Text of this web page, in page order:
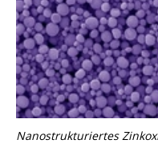
Nanostrukturiertes